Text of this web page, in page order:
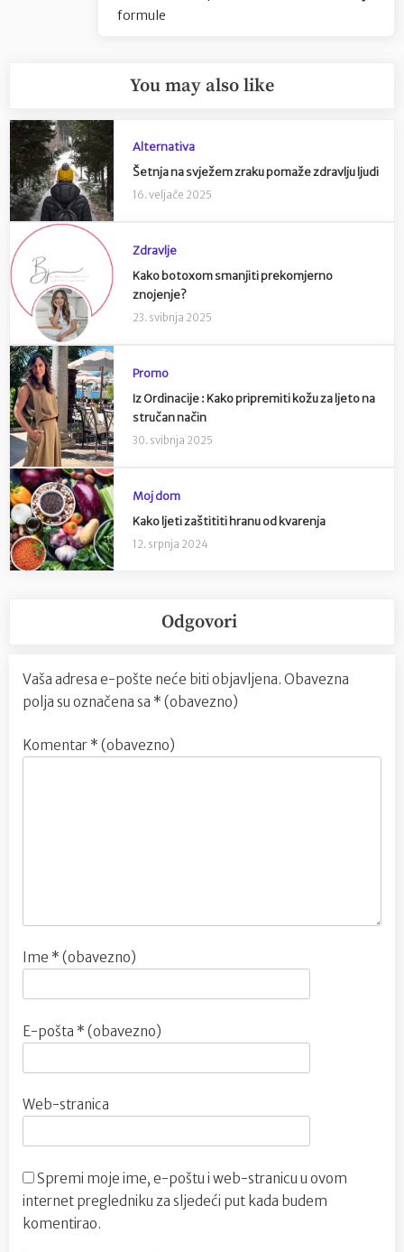
formule
You may also like
Alternativa
Šetnja na svježem zraku pomaže zdravlju ljudi
16. veljače 2025
Zdravlje
Kako botoxom smanjiti prekomjerno
znojenje?
23. svibnja 2025
Promo
Iz Ordinacije : Kako pripremiti kožu za ljeto na
stručan način
30. svibnja 2025
Moj dom
Kako ljeti zaštititi hranu od kvarenja
12. srpnja 2024
Odgovori
Vaša adresa e-pošte neće biti objavljena. Obavezna
polja su označena sa * (obavezno)
Komentar * (obavezno)
Ime * (obavezno)
E-pošta * (obavezno)
Web-stranica
Spremi moje ime, e-poštu i web-stranicu u ovom
internet pregledniku za sljedeći put kada budem
komentirao.